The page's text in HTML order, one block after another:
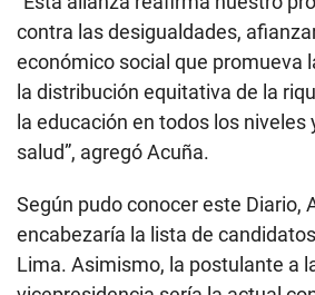
contra las desigualdades,
económico social que promueva
la distribución equitativa de la
la educación en todos los niveles
salud”, agregó Acuña.
Según pudo conocer este Diario,
encabezaría la lista de
Lima. Asimismo, la postulante a